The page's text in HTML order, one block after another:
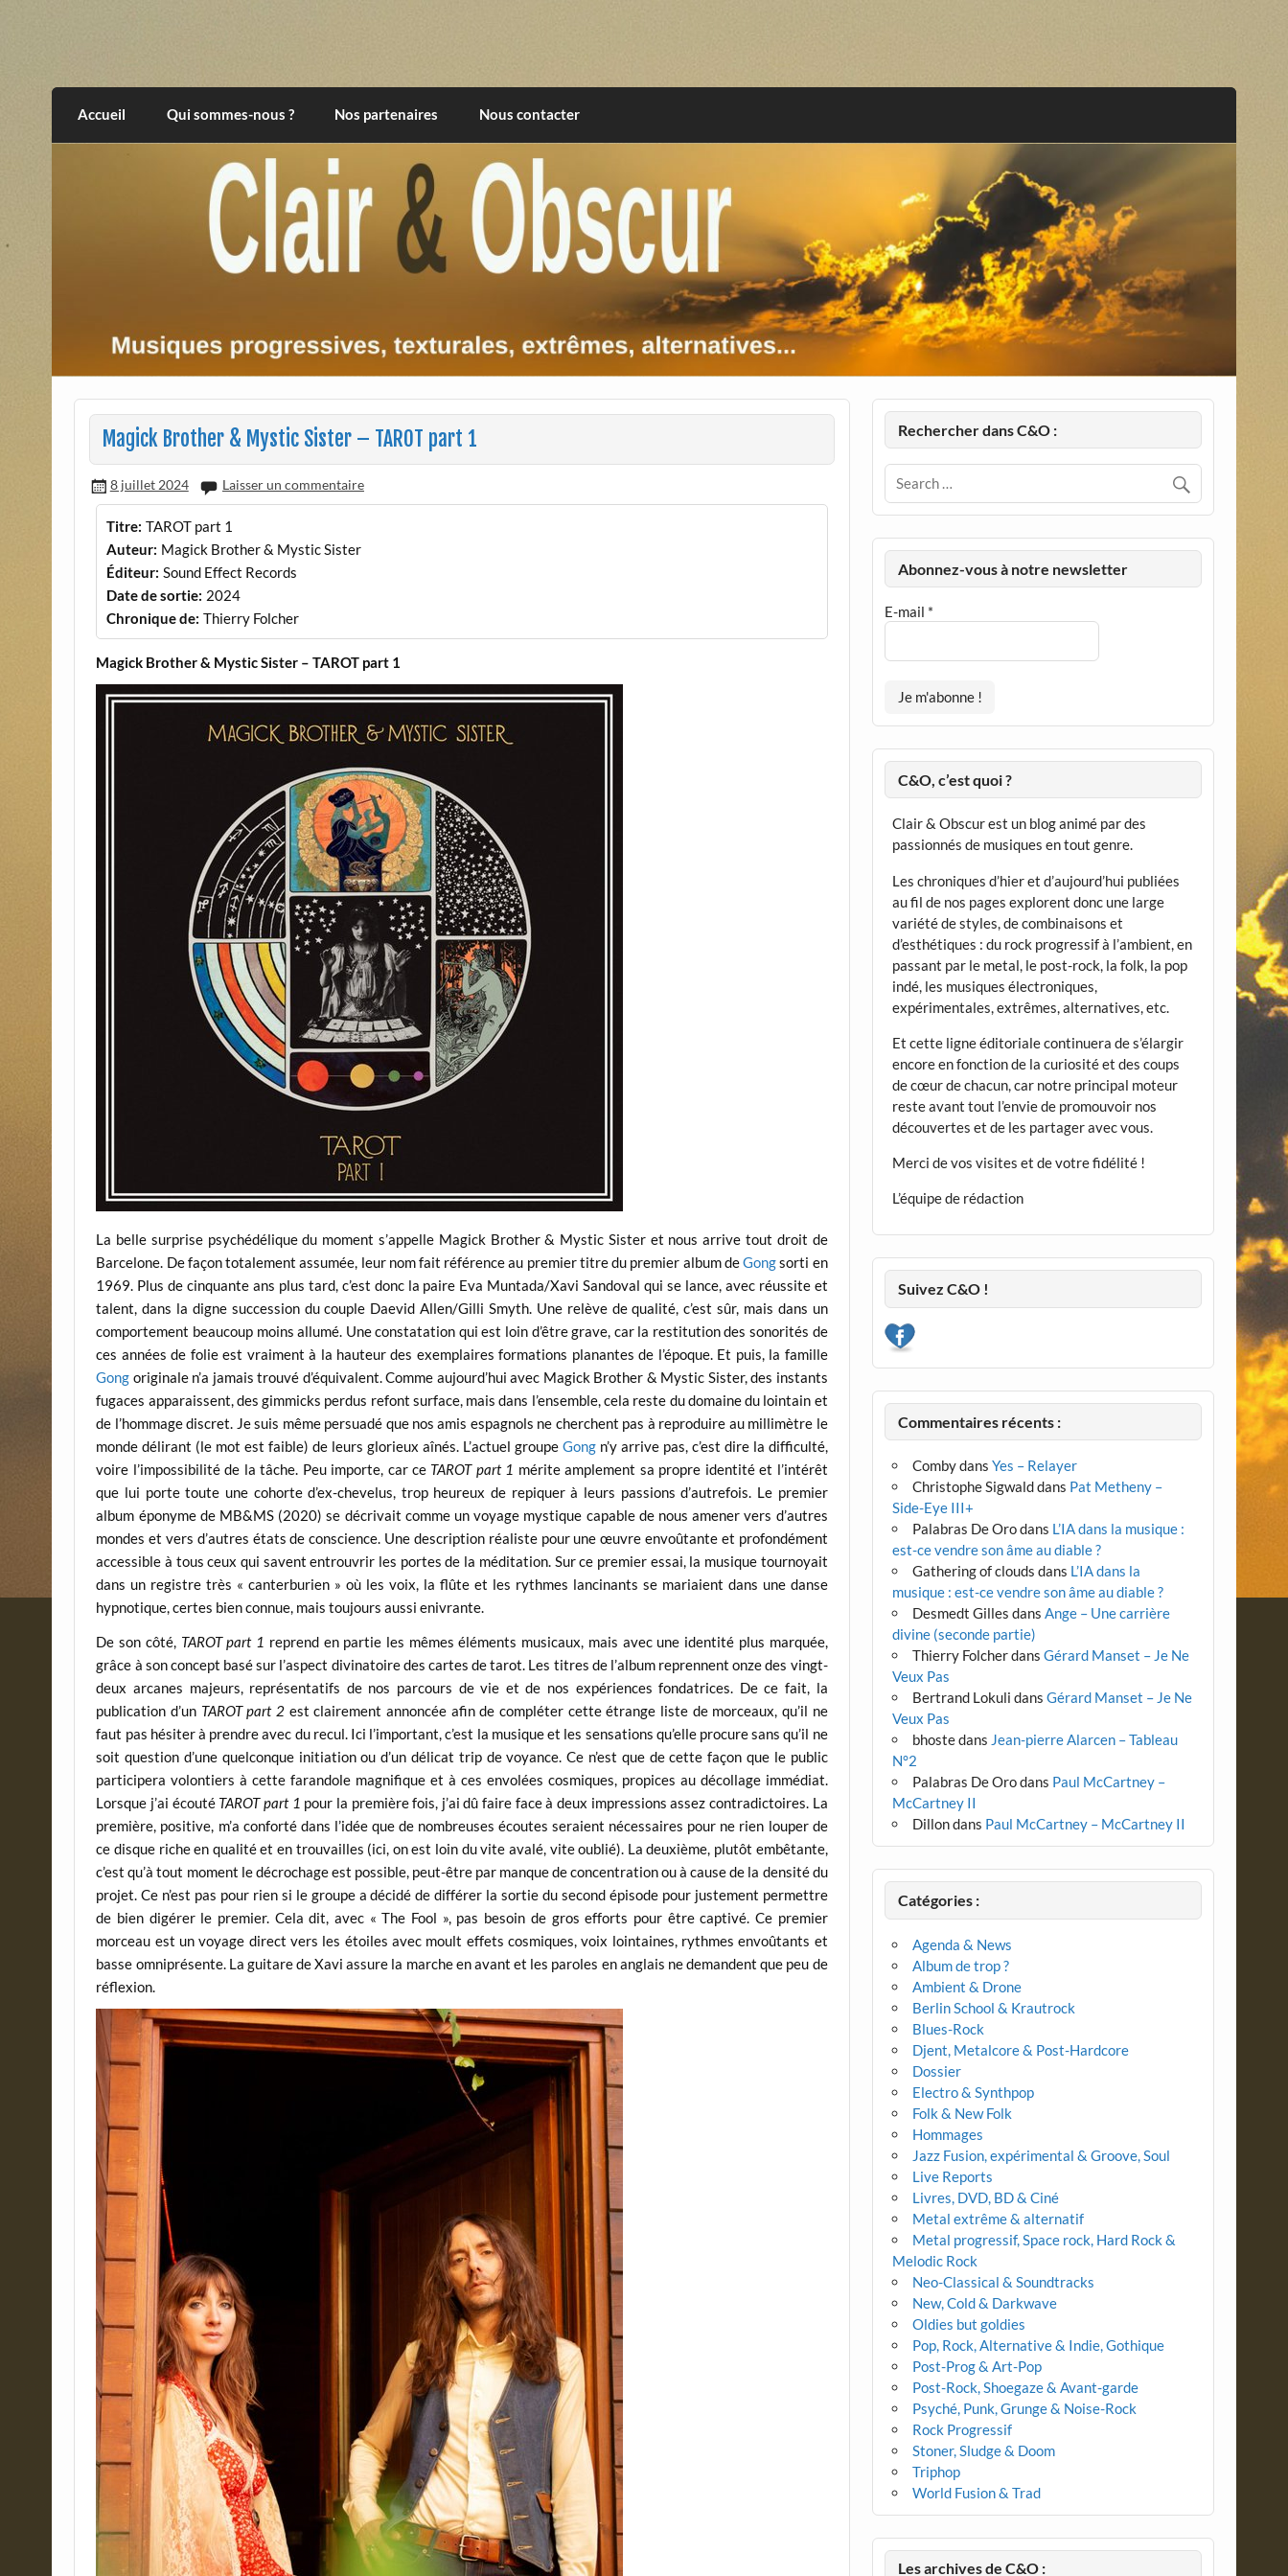
Clair et Obscur
Accueil Qui sommes-nous ? Nos partenaires Nous contacter
Magick Brother & Mystic Sister – TAROT part 1
8 juillet 2024 Laisser un commentaire
Titre: TAROT part 1
Auteur: Magick Brother & Mystic Sister
Éditeur: Sound Effect Records
Date de sortie: 2024
Chronique de: Thierry Folcher
Magick Brother & Mystic Sister – TAROT part 1
La belle surprise psychédélique du moment s’appelle Magick Brother & Mystic Sister et nous arrive tout droit de
Barcelone. De façon totalement assumée, leur nom fait référence au premier titre du premier album deGongsorti en
1969. Plus de cinquante ans plus tard, c’est donc la paire Eva Muntada/Xavi Sandoval qui se lance, avec réussite et
talent, dans la digne succession du couple Daevid Allen/Gilli Smyth. Une relève de qualité, c’est sûr, mais dans un
comportement beaucoup moins allumé. Une constatation qui est loin d’être grave, car la restitution des sonorités de
ces années de folie est vraiment à la hauteur des exemplaires formations planantes de l’époque. Et puis, la famille
Gong originale n’a jamais trouvé d’équivalent. Comme aujourd’hui avec Magick Brother & Mystic Sister, des instants
fugaces apparaissent, des gimmicks perdus refont surface, mais dans l’ensemble, cela reste du domaine du lointain et
de l’hommage discret. Je suis même persuadé que nos amis espagnols ne cherchent pas à reproduire au millimètre le
monde délirant (le mot est faible) de leurs glorieux aînés. L’actuel groupe Gongn’y arrive pas, c’est dire la difficulté,
voire l’impossibilité de la tâche. Peu importe, car ce TAROT part 1 mérite amplement sa propre identité et l’intérêt
que lui porte toute une cohorte d’ex-chevelus, trop heureux de repiquer à leurs passions d’autrefois. Le premier
album éponyme de MB&MS (2020) se décrivait comme un voyage mystique capable de nous amener vers d’autres
mondes et vers d’autres états de conscience. Une description réaliste pour une œuvre envoûtante et profondément
accessible à tous ceux qui savent entrouvrir les portes de la méditation. Sur ce premier essai, la musique tournoyait
dans un registre très « canterburien » où les voix, la flûte et les rythmes lancinants se mariaient dans une danse
hypnotique, certes bien connue, mais toujours aussi enivrante.
De son côté, TAROT part 1 reprend en partie les mêmes éléments musicaux, mais avec une identité plus marquée,
grâce à son concept basé sur l’aspect divinatoire des cartes de tarot. Les titres de l’album reprennent onze des vingt-
deux arcanes majeurs, représentatifs de nos parcours de vie et de nos expériences fondatrices. De ce fait, la
publication d’un TAROT part 2 est clairement annoncée afin de compléter cette étrange liste de morceaux, qu’il ne
faut pas hésiter à prendre avec du recul. Ici l’important, c’est la musique et les sensations qu’elle procure sans qu’il ne
soit question d’une quelconque initiation ou d’un délicat trip de voyance. Ce n’est que de cette façon que le public
participera volontiers à cette farandole magnifique et à ces envolées cosmiques, propices au décollage immédiat.
Lorsque j’ai écouté TAROT part 1 pour la première fois, j’ai dû faire face à deux impressions assez contradictoires. La
première, positive, m’a conforté dans l’idée que de nombreuses écoutes seraient nécessaires pour ne rien louper de
ce disque riche en qualité et en trouvailles (ici, on est loin du vite avalé, vite oublié). La deuxième, plutôt embêtante,
c’est qu’à tout moment le décrochage est possible, peut-être par manque de concentration ou à cause de la densité du
projet. Ce n’est pas pour rien si le groupe a décidé de différer la sortie du second épisode pour justement permettre
de bien digérer le premier. Cela dit, avec « The Fool », pas besoin de gros efforts pour être captivé. Ce premier
morceau est un voyage direct vers les étoiles avec moult effets cosmiques, voix lointaines, rythmes envoûtants et
basse omniprésente. La guitare de Xavi assure la marche en avant et les paroles en anglais ne demandent que peu de
réflexion.
Rechercher dans C&O :
Abonnez-vous à notre newsletter
E-mail *
C&O, c’est quoi ?
Clair & Obscur est un blog animé par des
passionnés de musiques en tout genre.
Les chroniques d’hier et d’aujourd’hui publiées
au fil de nos pages explorent donc une large
variété de styles, de combinaisons et
d’esthétiques : du rock progressif à l’ambient, en
passant par le metal, le post-rock, la folk, la pop
indé, les musiques électroniques,
expérimentales, extrêmes, alternatives, etc.
Et cette ligne éditoriale continuera de s’élargir
encore en fonction de la curiosité et des coups
de cœur de chacun, car notre principal moteur
reste avant tout l’envie de promouvoir nos
découvertes et de les partager avec vous.
Merci de vos visites et de votre fidélité !
L’équipe de rédaction
Suivez C&O !
Commentaires récents :
CombydansYes – Relayer
Christophe Sigwalddans Pat Metheny –
Side-Eye III+
Palabras De Orodans L’IA dans la musique :
est-ce vendre son âme au diable ?
Gathering of clouds dans L’IA dans la
musique : est-ce vendre son âme au diable ?
Desmedt Gilles dansAnge – Une carrière
divine (seconde partie)
Thierry FolcherdansGérard Manset – Je Ne
Veux Pas
Bertrand Lokuli dansGérard Manset – Je Ne
Veux Pas
bhostedans Jean-pierre Alarcen – Tableau
N°2
Palabras De Orodans Paul McCartney –
McCartney II
Dillondans Paul McCartney – McCartney II
Catégories :
Agenda & News
Album de trop ?
Ambient & Drone
Berlin School & Krautrock
Blues-Rock
Djent, Metalcore & Post-Hardcore
Dossier
Electro & Synthpop
Folk & New Folk
Hommages
Jazz Fusion, expérimental & Groove, Soul
Live Reports
Livres, DVD, BD & Ciné
Metal extrême & alternatif
Metal progressif, Space rock, Hard Rock &
Melodic Rock
Neo-Classical & Soundtracks
New, Cold & Darkwave
Oldies but goldies
Pop, Rock, Alternative & Indie, Gothique
Post-Prog & Art-Pop
Post-Rock, Shoegaze & Avant-garde
Psyché, Punk, Grunge & Noise-Rock
Rock Progressif
Stoner, Sludge & Doom
Triphop
World Fusion & Trad
Les archives de C&O :